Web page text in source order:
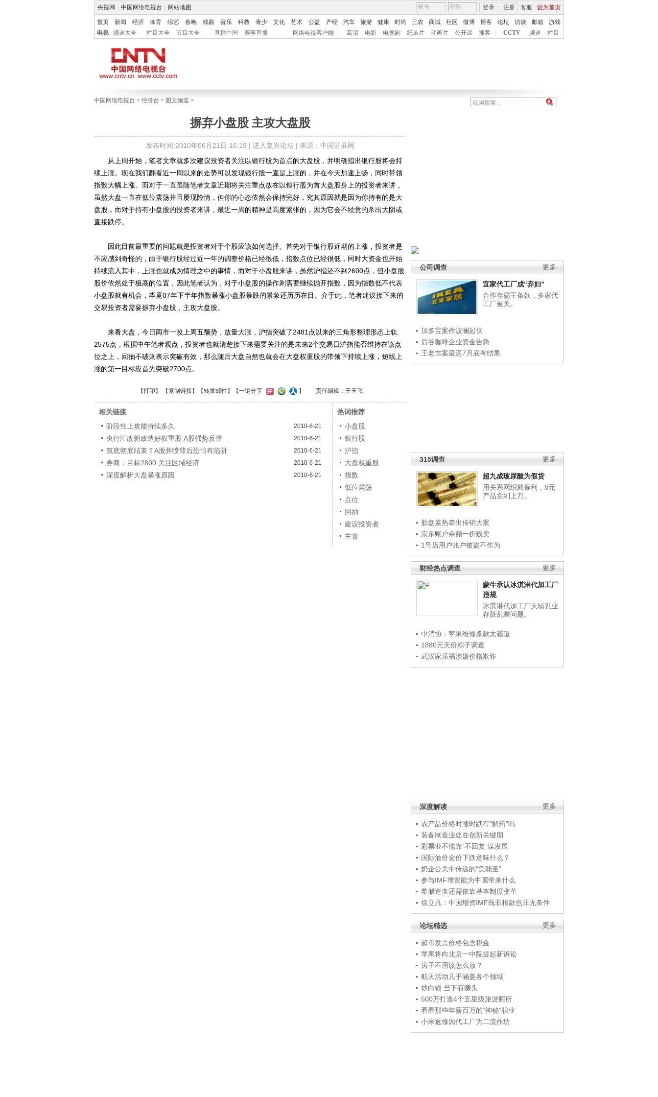
央视网 中国网络电视台 网站地图 客服 设为首页
登录 注册
首页 新闻 经济 体育 综艺 春晚 戏曲 音乐 科教 青少 文化 艺术 公益 产经 汽车 旅游 健康 时尚 三农 商城 社区 微博 博客 论坛 访谈 邮箱
游戏
电视
频道大全 栏目大全 节目大全 直播中国 赛事直播 网络电视客户端 高清 电影 电视剧 纪录片 动画片 公开课 播客 CCTV 频道 栏目
中国网络电视台 > 经济台 > 图文频道 >
摒弃小盘股 主攻大盘股
发布时间:2010年06月21日 16:19 | 进入复兴论坛| 来源：中国证券网
更多
公司调查
宜家代工厂成“弃妇”
合作存霸王条款，多家代
工厂被关。
加多宝案件波澜起伏
后谷咖啡企业资金告急
王老吉案最迟7月底有结果
更多
315调查
超九成玻尿酸为假货
用关系网织就暴利，8元
产品卖到上万。
胎盘素热牵出传销大案
京东账户余额一折贱卖
1号店用户账户被盗不作为
更多
财经热点调查
蒙牛承认冰淇淋代加工厂
违规
冰淇淋代加工厂天辅乳业
存脏乱差问题。
中消协：苹果维修条款太霸道
1880元天价粽子调查
武汉家乐福涉嫌价格欺诈
更多
深度解读
农产品价格时涨时跌有“解药”吗
装备制造业处在创新关键期
彩票业不能靠“不回复”谋发展
国际油价金价下跌意味什么？
奶企公关中传递的“负能量”
参与IMF增资能为中国带来什么
希腊造血还需依靠基本制度变革
徐立凡：中国增资IMF既非捐款也非无条件
更多
论坛精选
超市发票价格包含税金
苹果将向北京一中院提起新诉讼
房子不用该怎么放？
航天活动几乎涵盖各个领域
炒白银 当下有赚头
500万打造4个五星级旅游厕所
看看那些年薪百万的“神秘”职业
小米返修因代工厂为二流作坊
从上周开始，笔者文章就多次建议投资者关注以银行股为首点的大盘股，并明确指出银行股将会持
续上涨。现在我们翻看近一周以来的走势可以发现银行股一直是上涨的，并在今天加速上扬，同时带领
指数大幅上涨。而对于一直跟随笔者文章近期将关注重点放在以银行股为首大盘股身上的投资者来讲，
虽然大盘一直在低位震荡并且屡现险情，但你的心态依然会保持完好，究其原因就是因为你持有的是大
盘股，而对于持有小盘股的投资者来讲，最近一周的精神是高度紧张的，因为它会不经意的杀出大阴或
直接跌停。
因此目前最重要的问题就是投资者对于个股应该如何选择。首先对于银行股近期的上涨，投资者是
不应感到奇怪的，由于银行股经过近一年的调整价格已经很低，指数点位已经很低，同时大资金也开始
持续流入其中，上涨也就成为情理之中的事情，而对于小盘股来讲，虽然沪指还不到2600点，但小盘股
股价依然处于极高的位置，因此笔者认为，对于小盘股的操作则需要继续抛开指数，因为指数低不代表
小盘股就有机会，毕竟07年下半年指数暴涨小盘股暴跌的景象还历历在目。介于此，笔者建议接下来的
交易投资者需要摒弃小盘股，主攻大盘股。
来看大盘，今日两市一改上周五颓势，放量大涨，沪指突破了2481点以来的三角形整理形态上轨
2575点，根据中午笔者观点，投资者也就清楚接下来需要关注的是未来2个交易日沪指能否维持在该点
位之上，回抽不破则表示突破有效，那么随后大盘自然也就会在大盘权重股的带领下持续上涨，短线上
涨的第一目标应首先突破2700点。
【打印 】 【复制链接】【转发邮件】【一键分享 】 责任编辑：王玉飞
相关链接
阶段性上攻能持续多久
2010-6-21
央行汇改新政造好权重股 A股强势反弹 2010-6-21
筑底彻底结束？A股井喷背后恐怕有陷阱 2010-6-21
券商：目标2800 关注区域经济 2010-6-21
深度解析大盘暴涨原因 2010-6-21
热词推荐
小盘股
银行股
沪指
大盘权重股
指数
低位震荡
点位
回抽
建议投资者
主攻